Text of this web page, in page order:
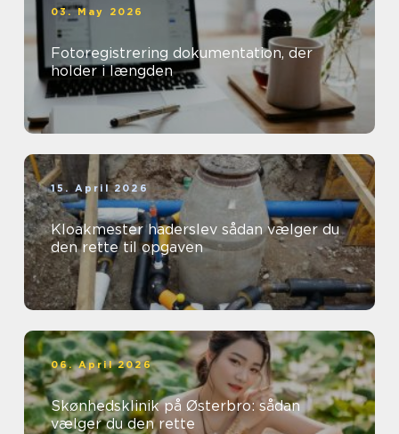
03. May 2026
Fotoregistrering dokumentation, der
holder i længden
15. April 2026
Kloakmester haderslev sådan vælger du
den rette til opgaven
06. April 2026
Skønhedsklinik på Østerbro: sådan
vælger du den rette